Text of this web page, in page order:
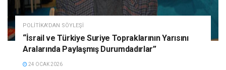
POLITIKA'DAN SÖYLEŞI
“İsrail ve Türkiye Suriye Topraklarının Yarısını
Aralarında Paylaşmış Durumdadırlar”
24 OCAK 2026